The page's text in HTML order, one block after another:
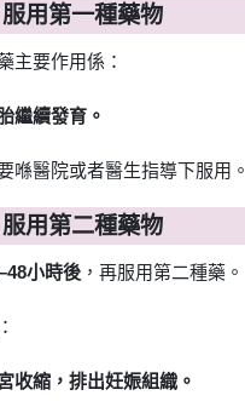
用第一種藥物
主要作用係：
繼續發育。
喺醫院或者醫生指導下服用。
用第二種藥物
小時後 ，再服用第二種藥。
收縮，排出妊娠組織。